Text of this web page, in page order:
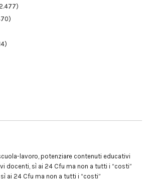
lavoro, potenziare contenuti educativi
docenti, sì ai 24 Cfu ma non a tutti i “costi”
ai 24 Cfu ma non a tutti i “costi”